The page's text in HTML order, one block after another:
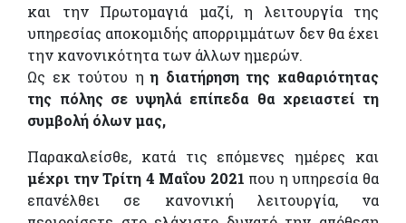
και την Πρωτομαγιά μαζί, η λειτουργία της
υπηρεσίας αποκομιδής απορριμμάτων δεν θα έχει
την κανονικότητα των άλλων ημερών.
Ως εκ τούτου ηη διατήρηση της καθαριότητας
της πόλης σε υψηλά επίπεδα θα χρειαστεί τη
συμβολή όλων μας,
Παρακαλείσθε, κατά τις επόμενες ημέρες και
μέχρι την Τρίτη 4 Μαΐου 2021 που η υπηρεσία θα
επανέλθει σε κανονική λειτουργία, να